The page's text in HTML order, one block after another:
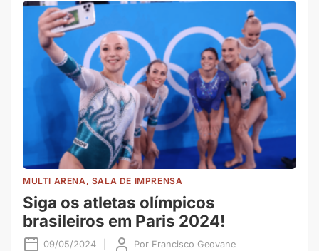
MULTI ARENA, SALA DE IMPRENSA
Siga os atletas olímpicos
brasileiros em Paris 2024!
09/05/2024 Por Francisco Geovane